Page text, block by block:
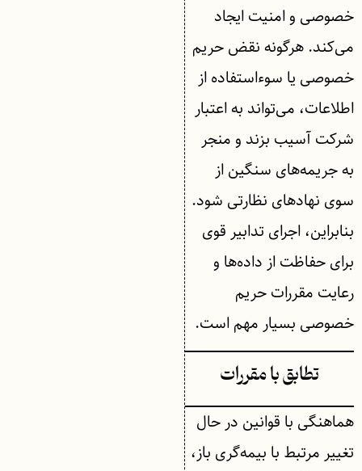
خصوصی و امنیت ایجاد
می‌کند. هرگونه نقض حریم
خصوصی یا سوءاستفاده از
اطلاعات، می‌تواند به اعتبار
شرکت آسیب بزند و منجر
به جریمه‌های سنگین از
سوی نهادهای نظارتی شود.
بنابراین، اجرای تدابیر قوی
برای حفاظت از داده‌ها و
رعایت مقررات حریم
خصوصی بسیار مهم است.
تطابق با مقررات
هماهنگی با قوانین در حال
تغییر مرتبط با بیمه‌گری باز،